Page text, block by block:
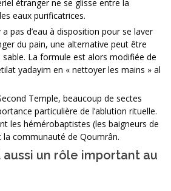
étranger ne se glisse entre la
eaux purificatrices.
a pas d’eau à disposition pour se laver
du pain, une alternative peut être
sable. La formule est alors modifiée de
yadayim en « nettoyer les mains » al
Temple, beaucoup de sectes
particulière de l’ablution rituelle.
les hémérobaptistes (les baigneurs de
communauté de Qoumrân.
aussi un rôle important au